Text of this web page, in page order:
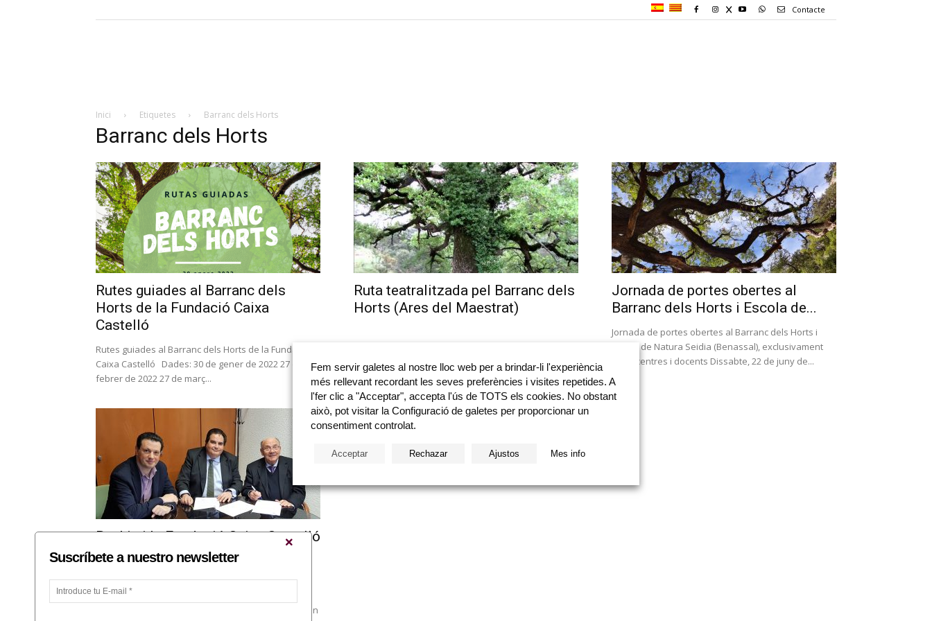
Contacte
Inici Etiquetes Barranc dels Horts
Barranc dels Horts
Rutes guiades al Barranc dels
Horts de la Fundació Caixa
Castelló
Rutes guiades al Barranc dels Horts de la Fundació
Caixa Castelló Dades: 30 de gener de 2022 27 de
febrer de 2022 27 de març...
Ruta teatralitzada pel Barranc dels
Horts (Ares del Maestrat)
Jornada de portes obertes al
Barranc dels Horts i Escola de...
Jornada de portes obertes al Barranc dels Horts i
Escola de Natura Seidia (Benassal), exclusivament
per a centres i docents Dissabte, 22 de juny de...
Bankia i la Fundació Caixa Castelló
convoquen ajudes per 100.000
La partida d'aquesta edició és un 42% superior als
70.000 euros destinats en 2017 Les sol·licituds, per un
Suscríbete a nuestro newsletter
Fem servir galetes al nostre lloc web per a brindar-li l'experiència
més rellevant recordant les seves preferències i visites repetides. A
l'fer clic a "Acceptar", accepta l'ús de TOTS els cookies. No obstant
això, pot visitar la Configuració de galetes per proporcionar un
consentiment controlat.
Acceptar Rechazar Ajustos Mes info